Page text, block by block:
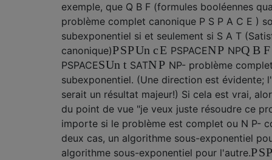
exemple, que Q B F (formules booléennes
problème complet canonique P S P A C E )
subexponentiel si et seulement si S A T
canonique)PSPUncE PSPACENP NPQBF
PSPACESUnt SATNP NP- problème
subexponentiel. (Une direction est évidente;
serait un résultat majeur!) Si cela est vrai,
du point de vue "je veux juste résoudre ce
importe si le problème est complet ou N P-
deux cas, un algorithme sous-exponentiel
algorithme sous-exponentiel pour l'autre.PS